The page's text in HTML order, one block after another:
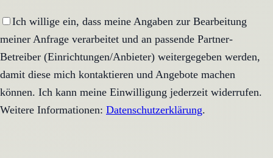
Ich willige ein, dass meine Angaben zur Bearbeitung
meiner Anfrage verarbeitet und an passende Partner-
Betreiber (Einrichtungen/Anbieter) weitergegeben werden,
damit diese mich kontaktieren und Angebote machen
können. Ich kann meine Einwilligung jederzeit widerrufen.
Weitere Informationen: Datenschutzerklärung.